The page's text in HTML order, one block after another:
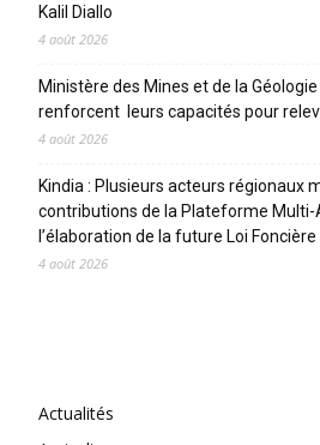
Kalil Diallo
4 août 2026
Ministère des Mines et de la
renforcent leurs capacités pour
4 août 2026
Kindia : Plusieurs acteurs régionaux
contributions de la Plateforme Multi-
l’élaboration de la future Loi
4 août 2026
Actualités